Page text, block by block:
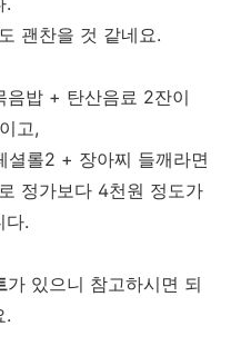
괜찬을 것 같네요.
음밥 + 탄산음료 2잔이
고,
셜롤2 + 장아찌 들깨라면
정가보다 4천원 정도가
다.
가 있으니 참고하시면 되
.